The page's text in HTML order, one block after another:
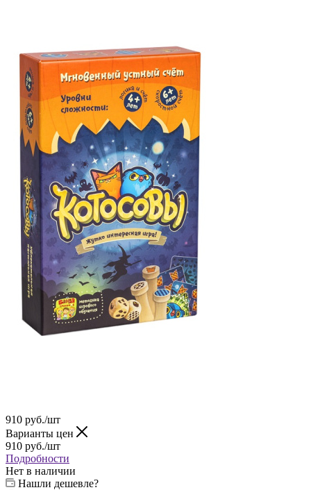
910 руб./шт
Варианты цен
910 руб./шт
Подробности
Нет в наличии
Нашли дешевле?